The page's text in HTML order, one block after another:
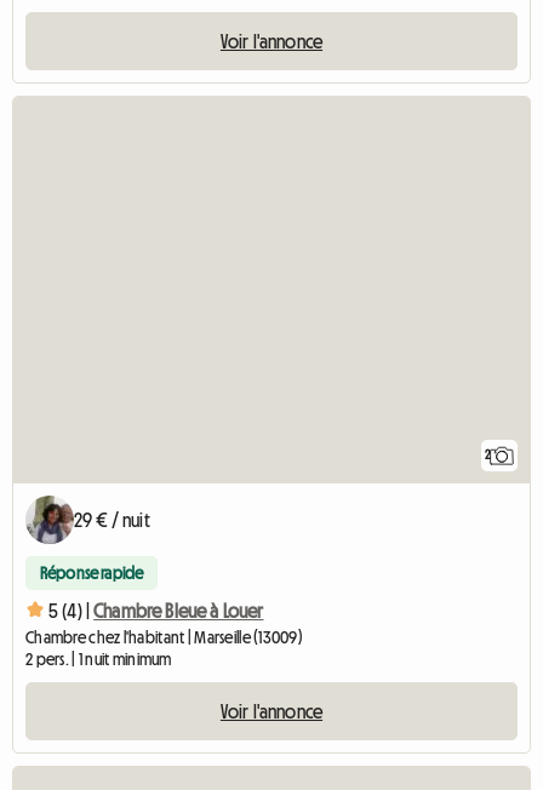
Voir l'annonce
2
29 € / nuit
Réponse rapide
5 (4) | Chambre Bleue à Louer
Chambre chez l'habitant | Marseille (13009)
2 pers. | 1 nuit minimum
Voir l'annonce